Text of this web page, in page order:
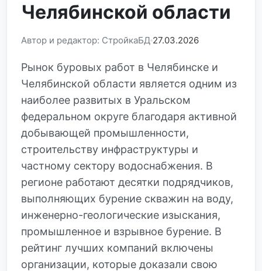
Челябинской области
Автор и редактор: СтройкаБД 27.03.2026
Рынок буровых работ в Челябинске и
Челябинской области является одним из
наиболее развитых в Уральском
федеральном округе благодаря активной
добывающей промышленности,
строительству инфраструктуры и
частному сектору водоснабжения. В
регионе работают десятки подрядчиков,
выполняющих бурение скважин на воду,
инженерно-геологические изыскания,
промышленное и взрывное бурение. В
рейтинг лучших компаний включены
организации, которые доказали свою